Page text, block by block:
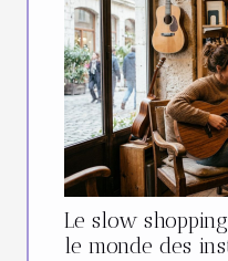
Le slow
le monde des